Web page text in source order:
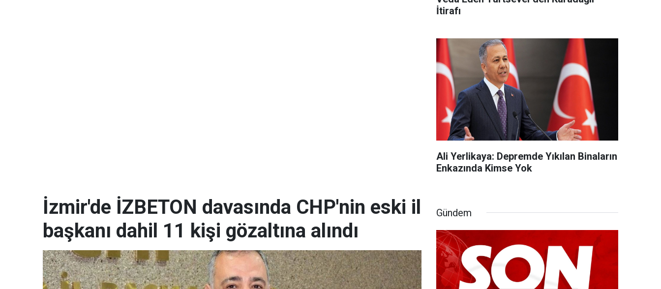
İtirafı
Ali Yerlikaya: Depremde Yıkılan Binaların
Enkazında Kimse Yok
İzmir'de İZBETON davasında CHP'nin eski il
başkanı dahil 11 kişi gözaltına alındı
Gündem